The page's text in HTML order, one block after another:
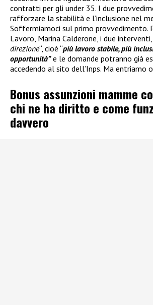
contratti per gli under 35. I due
rafforzare la stabilità e l’inclusione nel
Soffermiamoci sul primo provvedimento.
Lavoro, Marina Calderone, i due interventi,
direzione“, cioè “più lavoro stabile, più
opportunità”e le domande potranno già
accedendo al sito dell’Inps. Ma entriamo
Bonus assunzioni mamme
chi ne ha diritto e come
davvero